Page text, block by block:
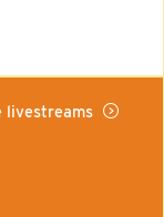
livestreams